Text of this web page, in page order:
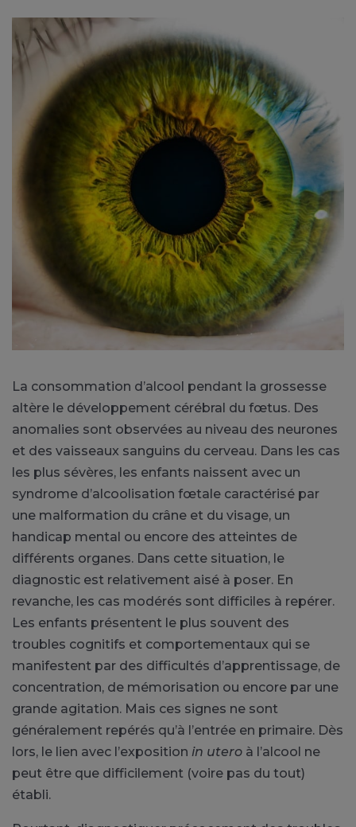
La consommation d’alcool pendant la grossesse
altère le développement cérébral du fœtus. Des
anomalies sont observées au niveau des neurones
et des vaisseaux sanguins du cerveau. Dans les cas
les plus sévères, les enfants naissent avec un
syndrome d’alcoolisation fœtale caractérisé par
une malformation du crâne et du visage, un
handicap mental ou encore des atteintes de
différents organes. Dans cette situation, le
diagnostic est relativement aisé à poser. En
revanche, les cas modérés sont difficiles à repérer.
Les enfants présentent le plus souvent des
troubles cognitifs et comportementaux qui se
manifestent par des difficultés d’apprentissage, de
concentration, de mémorisation ou encore par une
grande agitation. Mais ces signes ne sont
généralement repérés qu’à l’entrée en primaire. Dès
lors, le lien avec l’exposition in utero à l’alcool ne
peut être que difficilement (voire pas du tout)
établi.